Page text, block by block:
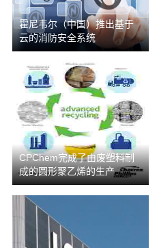
霍尼韦尔（中国）推出基于
云的消防安全系统
CPChem完成了由废塑料制
成的圆形聚乙烯的生产